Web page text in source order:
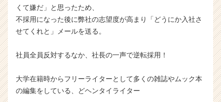
くて嫌だ」と思ったため、
不採用になった後に弊社の志望度が高まり「どうにか入社さ
せてくれと」メールを送る。
社員全員反対するなか、社長の一声で逆転採用！
大学在籍時からフリーライターとして多くの雑誌やムック本
の編集をしている、どヘンタイライター